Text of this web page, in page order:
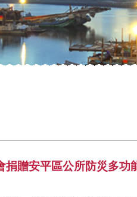
捐贈安平區公所防災多功